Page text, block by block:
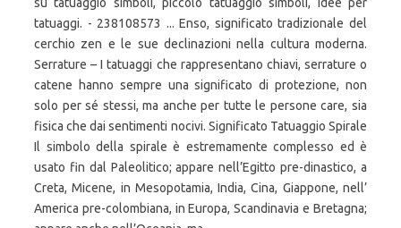
tatuaggi. - 238108573 ... Enso, significato tradizionale del
cerchio zen e le sue declinazioni nella cultura moderna.
Serrature – I tatuaggi che rappresentano chiavi, serrature o
catene hanno sempre una significato di protezione, non
solo per sé stessi, ma anche per tutte le persone care, sia
fisica che dai sentimenti nocivi. Significato Tatuaggio Spirale
Il simbolo della spirale è estremamente complesso ed è
usato fin dal Paleolitico; appare nell’Egitto pre-dinastico, a
Creta, Micene, in Mesopotamia, India, Cina, Giappone, nell’
America pre-colombiana, in Europa, Scandinavia e Bretagna;